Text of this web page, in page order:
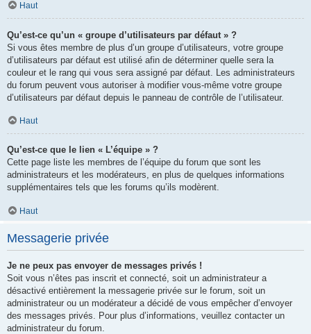
Haut
Qu’est-ce qu’un « groupe d’utilisateurs par défaut » ?
Si vous êtes membre de plus d’un groupe d’utilisateurs, votre groupe
d’utilisateurs par défaut est utilisé afin de déterminer quelle sera la
couleur et le rang qui vous sera assigné par défaut. Les administrateurs
du forum peuvent vous autoriser à modifier vous-même votre groupe
d’utilisateurs par défaut depuis le panneau de contrôle de l’utilisateur.
Haut
Qu’est-ce que le lien « L’équipe » ?
Cette page liste les membres de l’équipe du forum que sont les
administrateurs et les modérateurs, en plus de quelques informations
supplémentaires tels que les forums qu’ils modèrent.
Haut
Messagerie privée
Je ne peux pas envoyer de messages privés !
Soit vous n’êtes pas inscrit et connecté, soit un administrateur a
désactivé entièrement la messagerie privée sur le forum, soit un
administrateur ou un modérateur a décidé de vous empêcher d’envoyer
des messages privés. Pour plus d’informations, veuillez contacter un
administrateur du forum.